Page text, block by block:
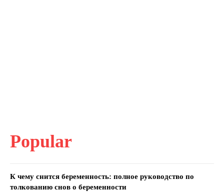
Popular
К чему снится беременность: полное руководство по
толкованию снов о беременности